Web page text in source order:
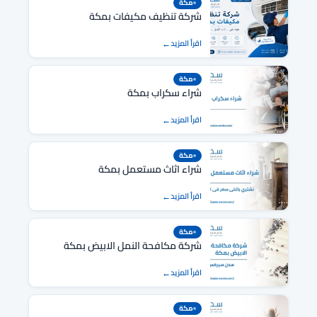
مكة
شركة تنظيف مكيفات بمكة
اقرأ المزيد
مكة
شراء سكراب بمكة
اقرأ المزيد
مكة
شراء اثاث مستعمل بمكة
اقرأ المزيد
مكة
شركة مكافحة النمل الابيض بمكة
اقرأ المزيد
مكة